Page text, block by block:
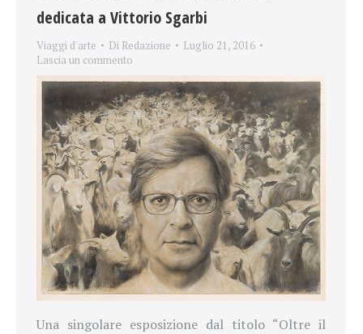
dedicata a Vittorio Sgarbi
Viaggi d'arte Di Redazione
Luglio 21, 2016
Lascia un commento
Una singolare esposizione dal titolo “Oltre il